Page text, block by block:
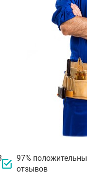
97%
отзывов